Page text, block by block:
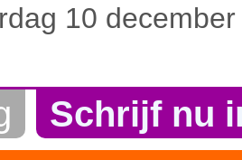
10
Schrijf nu